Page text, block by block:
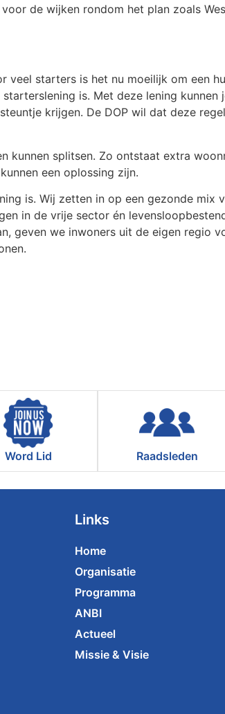
de wijken rondom het plan zoals
veel starters is het nu moeilijk om een
is. Met deze lening kunnen
krijgen. De DOP wil dat deze
kunnen splitsen. Zo ontstaat extra
een oplossing zijn.
is. Wij zetten in op een gezonde mix
in de vrije sector én
geven we inwoners uit de eigen regio
Word Lid Raadsleden
Links
Home
Organisatie
Programma
ANBI
Actueel
Missie & Visie